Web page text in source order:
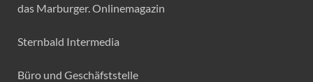
das Marburger. Onlinemagazin
Sternbald Intermedia
Büro und Geschäfststelle